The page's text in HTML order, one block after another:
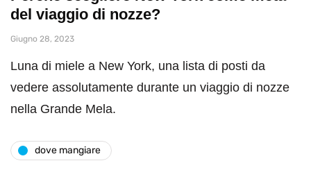
del viaggio di nozze?
Giugno 28, 2023
Luna di miele a New York, una lista di posti da
vedere assolutamente durante un viaggio di nozze
nella Grande Mela.
dove mangiare